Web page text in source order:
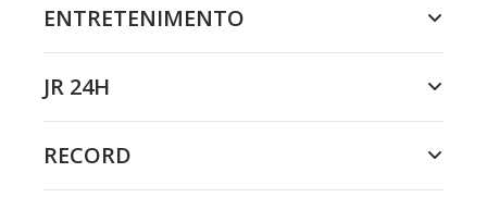
ENTRETENIMENTO
JR 24H
RECORD